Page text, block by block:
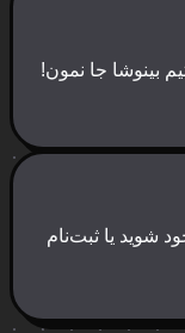
بینوشا جا نمون!
شوید یا ثبت‌نام